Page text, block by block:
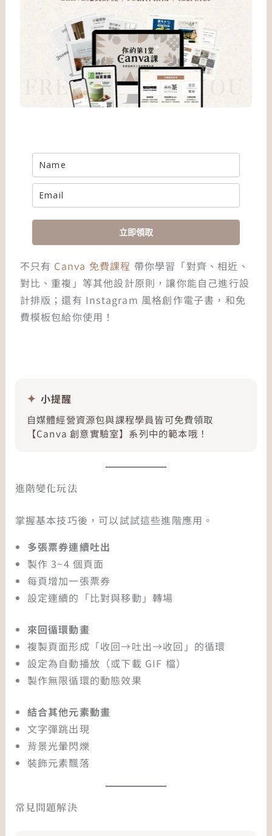
立即領取
不只有 Canva 免費課程 帶你學習「對齊、相近、
對比、重複」等其他設計原則，讓你能自己進行設
計排版；還有 Instagram 風格創作電子書，和免
費模板包給你使用！
小提醒
自媒體經營資源包與課程學員皆可免費領取
【Canva 創意實驗室】系列中的範本哦！
進階變化玩法
掌握基本技巧後，可以試試這些進階應用。
多張票券連續吐出
製作 3~4 個頁面
每頁增加一張票券
設定連續的「比對與移動」轉場
來回循環動畫
複製頁面形成「收回→吐出→收回」的循環
設定為自動播放（或下載 GIF 檔）
製作無限循環的動態效果
結合其他元素動畫
文字彈跳出現
背景光暈閃爍
裝飾元素飄落
常見問題解決